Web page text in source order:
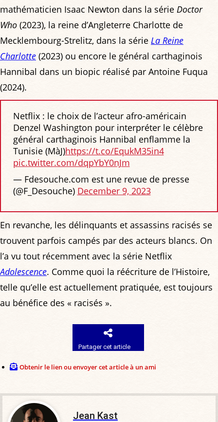
mathématicien Isaac Newton dans la série Doctor
Who (2023), la reine d’Angleterre Charlotte de
Mecklembourg-Strelitz, dans la série La Reine
Charlotte (2023) ou encore le général carthaginois
Hannibal dans un biopic réalisé par Antoine Fuqua
(2024).
Netflix : le choix de l’acteur afro-américain
Denzel Washington pour interpréter le célèbre
général carthaginois Hannibal enflamme la
Tunisie (MàJ)https://t.co/EqukM35in4
pic.twitter.com/dqpYbY0nJm
— Fdesouche.com est une revue de presse
(@F_Desouche) December 9, 2023
En revanche, les délinquants et assassins racisés se
trouvent parfois campés par des acteurs blancs. On
l’a vu tout récemment avec la série Netflix
Adolescence. Comme quoi la réécriture de l’Histoire,
telle qu’elle est actuellement pratiquée, est toujours
au bénéfice des « racisés ».
Partager cet article
Obtenir le lien ou envoyer cet article à un ami
Jean Kast